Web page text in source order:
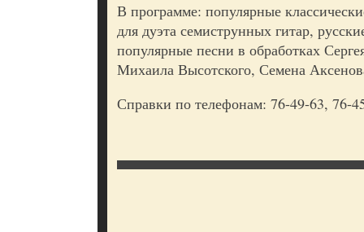
В программе: популярные
для дуэта семиструнных гитар,
популярные песни в обработках
Михаила Высотского, Семена
Справки по телефонам: 76-49-63, 76-